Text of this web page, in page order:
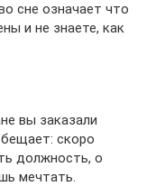
сне означает что
и не знаете, как
вы заказали
скоро
должность, о
мечтать.